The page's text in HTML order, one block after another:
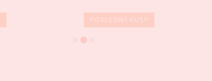
POSLEDNÍ KUSY